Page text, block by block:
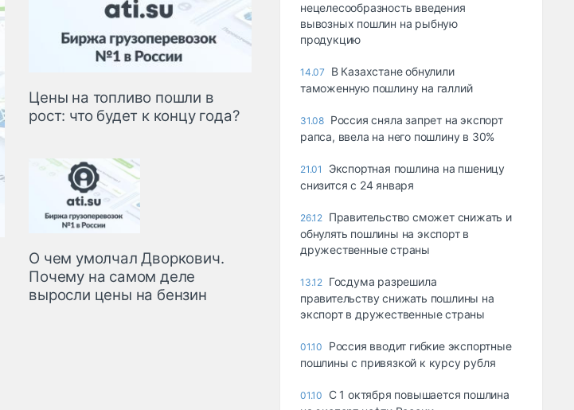
Цены на топливо пошли в
рост: что будет к концу года?
О чем умолчал Дворкович.
Почему на самом деле
выросли цены на бензин
нецелесообразность введения
вывозных пошлин на рыбную
продукцию
14.07
В Казахстане обнулили
таможенную пошлину на галлий
31.08 Россия сняла запрет на экспорт
рапса, ввела на него пошлину в 30%
21.01
Экспортная пошлина на пшеницу
снизится с 24 января
26.12 Правительство сможет снижать и
обнулять пошлины на экспорт в
дружественные страны
13.12 Госдума разрешила
правительству снижать пошлины на
экспорт в дружественные страны
01.10
Россия вводит гибкие экспортные
пошлины с привязкой к курсу рубля
01.10
C 1 октября повышается пошлина